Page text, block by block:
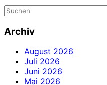
Archiv
August 2026
Juli 2026
Juni 2026
Mai 2026